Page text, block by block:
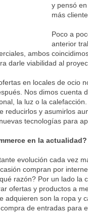
y pensó
más
Poco a
anterior
ambos
darle viabilidad al
en locales de ocio
Nos dimos cuenta
la luz o la
reducirlos y asumirlos
tecnologías para
en la
evolución cada vez
compran por
razón? Por un lado
ofertas y productos a
adquieren son la ropa y
de entradas para